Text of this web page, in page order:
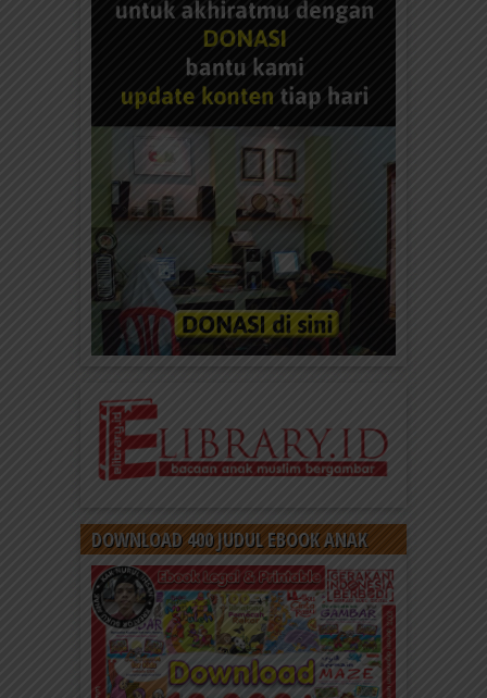
DOWNLOAD 400 JUDUL EBOOK ANAK